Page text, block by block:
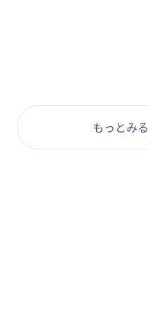
もっとみる